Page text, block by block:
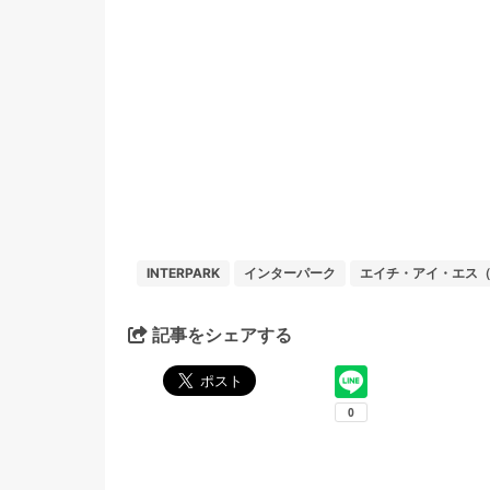
INTERPARK インターパーク エイチ・アイ・エス
記事をシェアする